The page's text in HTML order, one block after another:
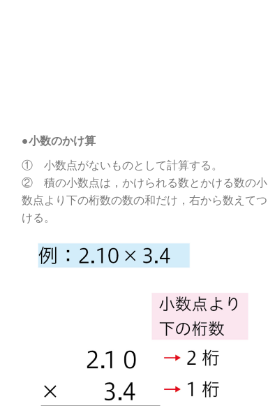
●小数のかけ算
① 小数点がないものとして計算する。
② 積の小数点は，かけられる数とかける数の小
数点より下の桁数の数の和だけ，右から数えてつ
ける。